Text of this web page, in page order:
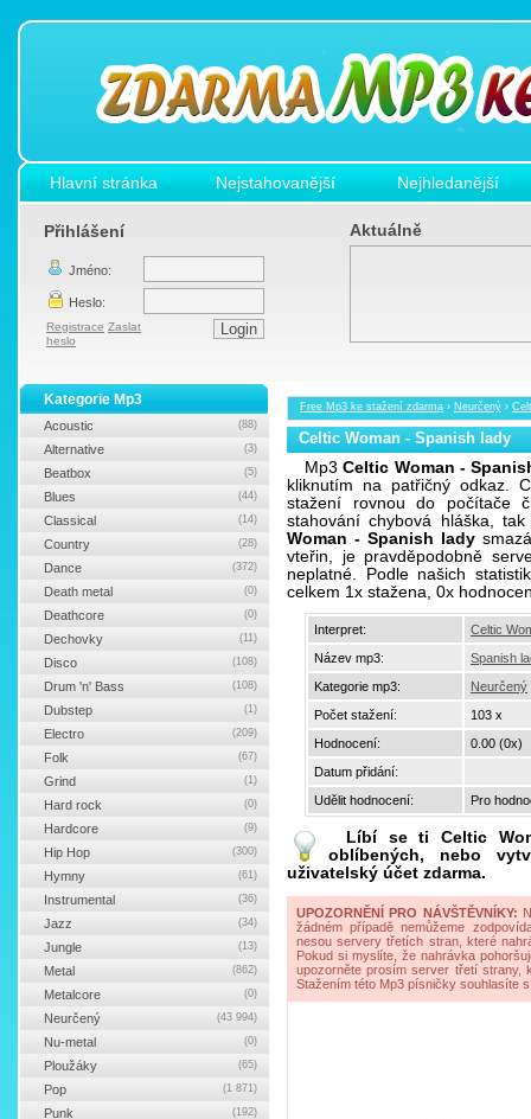
Hlavní stránka Nejstahovanější Nejhledanější
Přihlášení
Jméno:
Heslo:
Registrace Zaslat
heslo
Aktuálně
Free Mp3 ke stažení zdarma › Neurčený ›
Celtic Woman - Spanish lady
Mp3Celtic Woman -
kliknutím na patřičný odkaz.
stažení rovnou do počítače
stahování chybová hláška,
Woman - Spanish lady
vteřin, je pravděpodobně
neplatné. Podle našich
celkem 1x stažena, 0x
Interpret:
Celtic
Název mp3:
Spanish
Kategorie mp3:
Neurčený
Počet stažení:
103 x
Hodnocení:
0.00 (0x)
Datum přidání:
Udělit hodnocení:
Pro
Líbí se ti Celtic
oblíbených, nebo
uživatelský účet zdarma.
UPOZORNĚNÍ PRO NÁVŠTĚVNÍKY:
žádném případě nemůžeme
nesou servery třetích stran, které
Pokud si myslíte, že nahrávka
upozorněte prosím server třetí strany,
Stažením této Mp3 písničky souhlasíte
Kategorie Mp3
Acoustic (88)
Alternative (3)
Beatbox (5)
Blues (44)
Classical (14)
Country (28)
Dance (372)
Death metal (0)
Deathcore (0)
Dechovky (11)
Disco (108)
Drum 'n' Bass (108)
Dubstep (1)
Electro (209)
Folk (67)
Grind (1)
Hard rock (0)
Hardcore (9)
Hip Hop (300)
Hymny (61)
Instrumental (36)
Jazz (34)
Jungle (13)
Metal (862)
Metalcore (0)
Neurčený (43 994)
Nu-metal (0)
Ploužáky (65)
Pop (1 871)
Punk (192)